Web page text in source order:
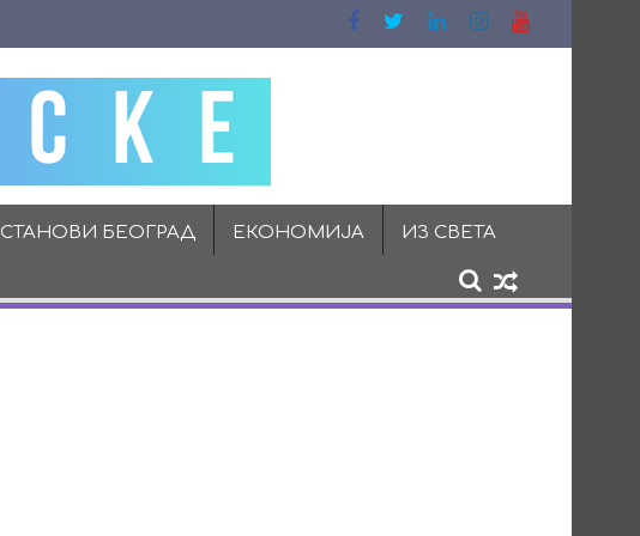
СТАНОВИ БЕОГРАД ЕКОНОМИЈА ИЗ СВЕТА